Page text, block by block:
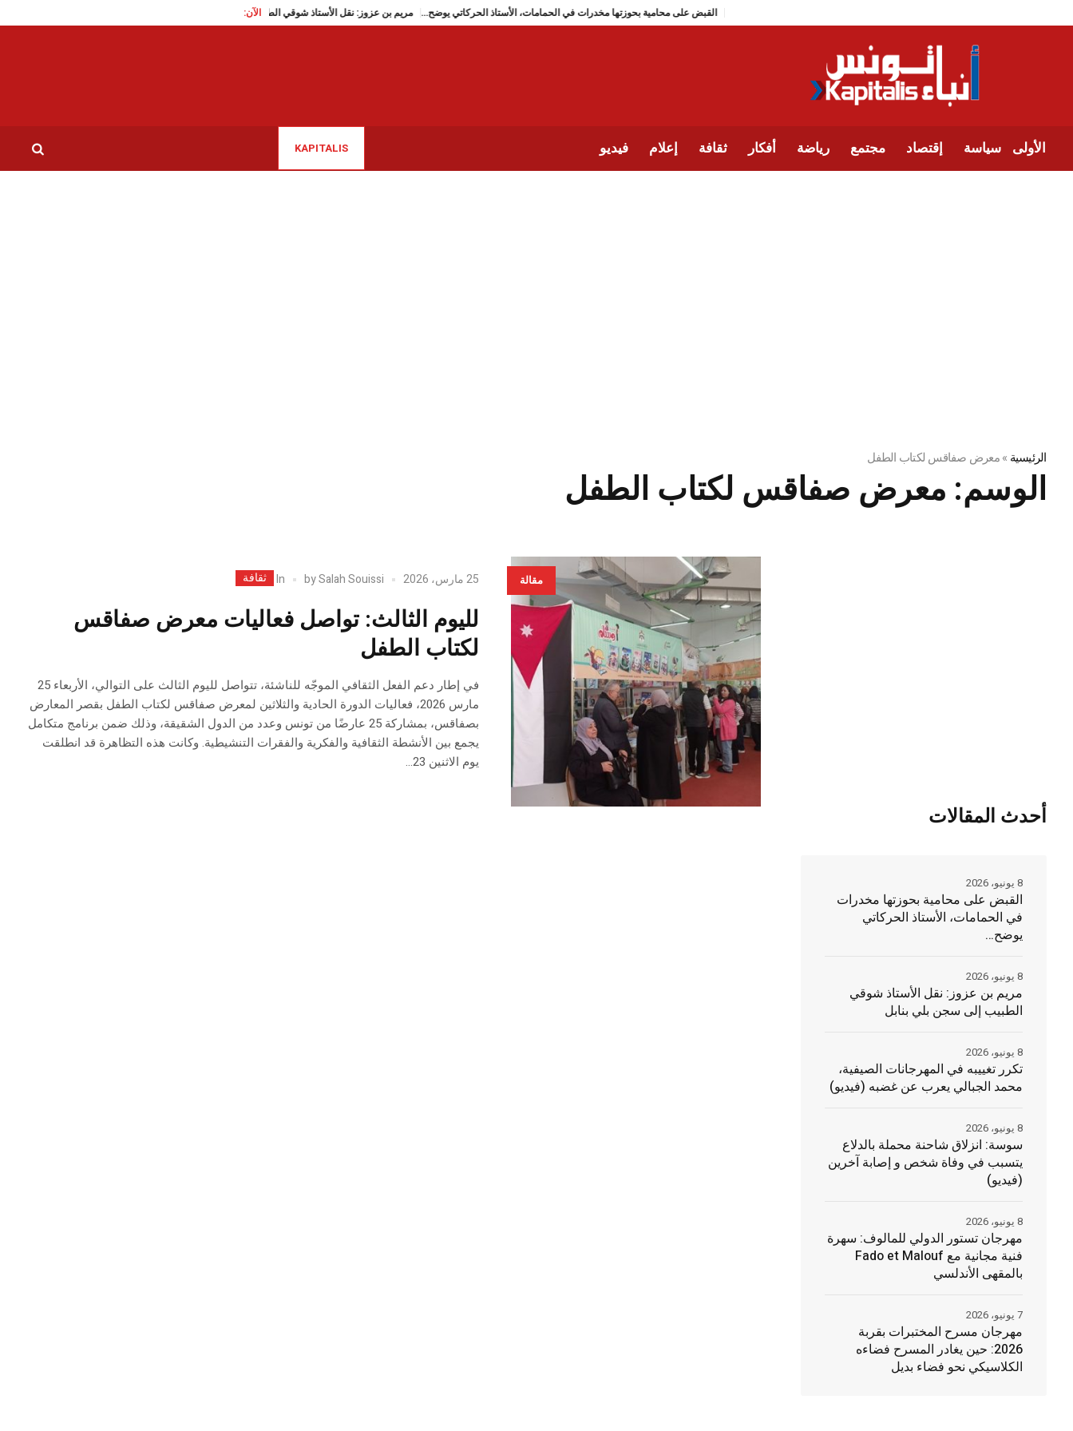
الآن: القبض على محامية بحوزتها مخدرات في الحمامات، الأستاذ الحركاتي يوضح… مريم بن عزوز: نقل الأستاذ شوقي الطبيب إلى سجن بلي بنابل
الأولى سياسة إقتصاد مجتمع رياضة أفكار ثقافة إعلام فيديو KAPITALIS
الرئيسية »معرض صفاقس لكتاب الطفل
الوسم: معرض صفاقس لكتاب الطفل
مقالة 25 مارس، 2026 bySalah Souissi
In ثقافة
لليوم الثالث: تواصل فعاليات معرض صفاقس
لكتاب الطفل
في إطار دعم الفعل الثقافي الموجّه للناشئة، تتواصل لليوم الثالث على التوالي، الأربعاء 25
مارس 2026، فعاليات الدورة الحادية والثلاثين لمعرض صفاقس لكتاب الطفل بقصر المعارض
بصفاقس، بمشاركة 25 عارضًا من تونس وعدد من الدول الشقيقة، وذلك ضمن برنامج متكامل
يجمع بين الأنشطة الثقافية والفكرية والفقرات التنشيطية. وكانت هذه التظاهرة قد انطلقت
يوم الاثنين 23...
أحدث المقالات
القبض على محامية بحوزتها مخدرات
في الحمامات، الأستاذ الحركاتي
يوضح…
8 يونيو، 2026
مريم بن عزوز: نقل الأستاذ شوقي
الطبيب إلى سجن بلي بنابل
8 يونيو، 2026
تكرر تغييبه في المهرجانات الصيفية،
محمد الجبالي يعرب عن غضبه (فيديو)
8 يونيو، 2026
سوسة: انزلاق شاحنة محملة بالدلاع
يتسبب في وفاة شخص و إصابة آخرين
(فيديو)
8 يونيو، 2026
مهرجان تستور الدولي للمالوف: سهرة
فنية مجانية مع Fado et Malouf
بالمقهى الأندلسي
8 يونيو، 2026
مهرجان مسرح المختبرات بقربة
2026: حين يغادر المسرح فضاءه
الكلاسيكي نحو فضاء بديل
7 يونيو، 2026